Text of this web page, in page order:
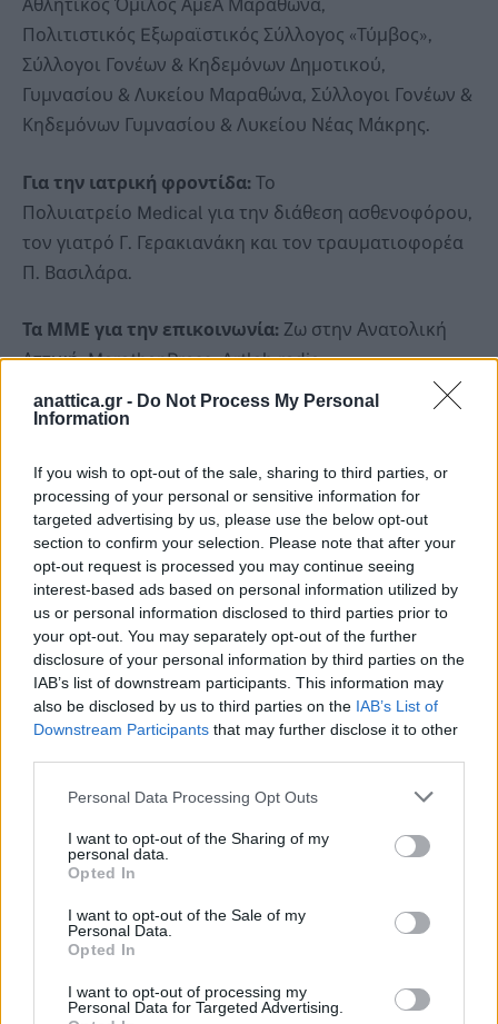
anattica.gr - Do Not Process My Personal
Information
If you wish to opt-out of the sale, sharing to third parties, or
processing of your personal or sensitive information for
targeted advertising by us, please use the below opt-out
section to confirm your selection. Please note that after your
opt-out request is processed you may continue seeing
interest-based ads based on personal information utilized by
us or personal information disclosed to third parties prior to
your opt-out. You may separately opt-out of the further
disclosure of your personal information by third parties on the
IAB’s list of downstream participants. This information may
also be disclosed by us to third parties on the IAB’s List of
Downstream Participants that may further disclose it to other
Personal Data Processing Opt Outs
I want to opt-out of the Sharing of my
personal data.
Opted In
I want to opt-out of the Sale of my
Personal Data.
Opted In
I want to opt-out of processing my
Personal Data for Targeted Advertising.
Αθλητικός Όμιλος ΑμεΑ Μαραθώνα,
Πολιτιστικός Eξωραϊστικός Σύλλογος «Τύμβος»,
Σύλλογοι Γονέων & Κηδεμόνων Δημοτικού,
Γυμνασίου & Λυκείου Μαραθώνα, Σύλλογοι Γονέων &
Κηδεμόνων Γυμνασίου & Λυκείου Νέας Μάκρης.
Για την ιατρική φροντίδα: Το
Πολυιατρείο Medical για την διάθεση ασθενοφόρου,
τον γιατρό Γ. Γερακιανάκη και τον τραυματιοφορέα
Π. Βασιλάρα.
Τα ΜΜΕ για την επικοινωνία: Ζω στην Ανατολική
Αττική, MarathonPress, Artlab radio,
Εra Sport, Skai, Open και τον Ν. Μανδηλά για την
εικονοληψία.
Τα καταστήματαΣυριανός, Τέλειον, Νεφέλη, Πλέστι,
Ανθοπωλείο «Άνοιξη», Χρώμα Café,
Λαδόκωστας, Seacret Café, Timothy’s Family, TAXI Νέ
ας Μάκρης, την Opus και την Άκρεμων Εκτυπωτική.
Την Δημοτική Υπηρεσία Καθαριότητας και
το Γραφείο Αθλητισμού & Νέας Γενιάς του Δήμου.
Όλες τις Κοινότητες του Δήμου μας και όλους τους
δημότες μας που στήριξαν την πρωτοβουλία.
Παρευρέθηκαν οι Βουλευτές Αν. Αττικής Γιώργος
Βλάχος και Νάσος Αθανασίου, ο πρώην βουλευτής
του ΠΑΣΟΚ Παντελής Ασπραδάκης, οι Αντιδήμαρχοι
Μπούσουλας, Βαγγέλης Σωτηρίου, Δημήτρης
Μακρής, οι Δημοτικοί Σύμβουλοι Αργύρης Λάσκος,
Γεωργάτος, ο Πρόεδρος της Κοινότητας Μαραθώνα